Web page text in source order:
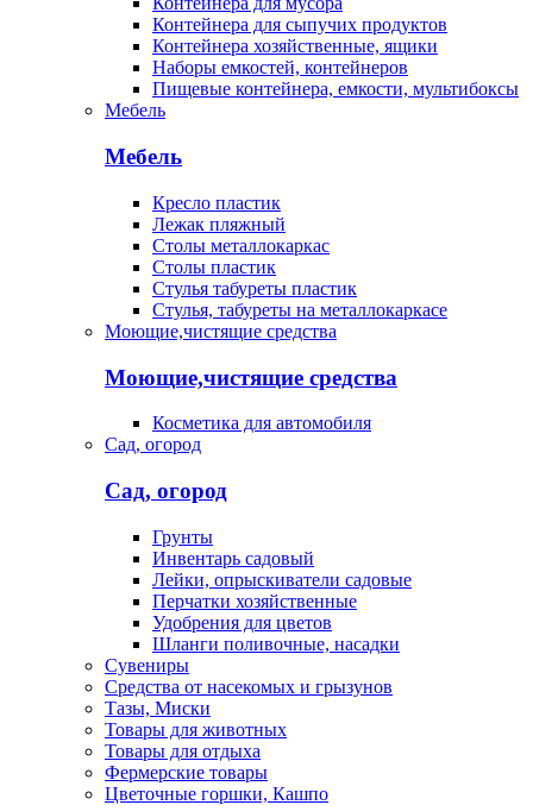
Контейнера для сыпучих продуктов
Контейнера хозяйственные, ящики
Наборы емкостей, контейнеров
Пищевые контейнера, емкости, мультибоксы
Мебель
Мебель
Кресло пластик
Лежак пляжный
Столы металлокаркас
Столы пластик
Стулья табуреты пластик
Стулья, табуреты на металлокаркасе
Моющие,чистящие средства
Моющие,чистящие средства
Косметика для автомобиля
Сад, огород
Сад, огород
Грунты
Инвентарь садовый
Лейки, опрыскиватели садовые
Перчатки хозяйственные
Удобрения для цветов
Шланги поливочные, насадки
Сувениры
Средства от насекомых и грызунов
Тазы, Миски
Товары для животных
Товары для отдыха
Фермерские товары
Цветочные горшки, Кашпо